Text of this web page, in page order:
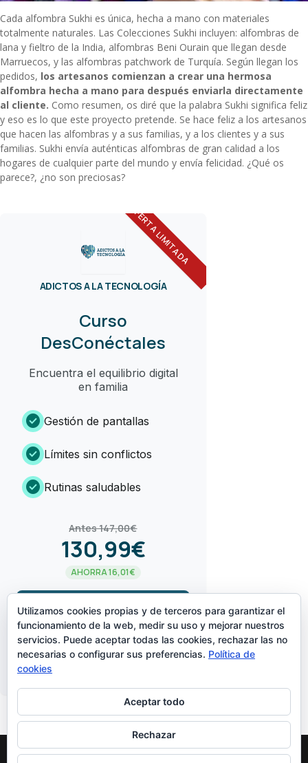
Cada alfombra Sukhi es única, hecha a mano con materiales
totalmente naturales. Las Colecciones Sukhi incluyen: alfombras de
lana y fieltro de la India, alfombras Beni Ourain que llegan desde
Marruecos, y las alfombras patchwork de Turquía. Según llegan los
pedidos, los artesanos comienzan a crear una hermosa
alfombra hecha a mano para después enviarla directamente
al cliente. Como resumen, os diré que la palabra Sukhi significa feliz
y eso es lo que este proyecto pretende. Se hace feliz a los artesanos
que hacen las alfombras y a sus familias, y a los clientes y a sus
familias. Sukhi envía auténticas alfombras de gran calidad a los
hogares de cualquier parte del mundo y envía felicidad. ¿Qué os
parece?, ¿no son preciosas?
OFERTA LIMITADA
ADICTOS A LA TECNOLOGÍA
Curso
DesConéctales
Encuentra el equilibrio digital
en familia
check_circle Gestión de pantallas
check_circle Límites sin conflictos
check_circle Rutinas saludables
Antes 147,00€
130,99€
AHORRA 16,01€
¡LO QUIERO!arrow_forward
CREADO POR
Utilizamos cookies propias y de terceros para garantizar el
funcionamiento de la web, medir su uso y mejorar nuestros
servicios. Puede aceptar todas las cookies, rechazar las no
necesarias o configurar sus preferencias. Política de
cookies
Aceptar todo
Rechazar